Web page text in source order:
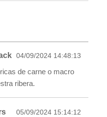
04/09/2024 14:48:13
de carne o macro
ribera.
05/09/2024 15:14:12